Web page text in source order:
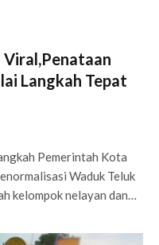
Langkah Tepat
Pemerintah Kota
Waduk Teluk
kelompok nelayan dan…